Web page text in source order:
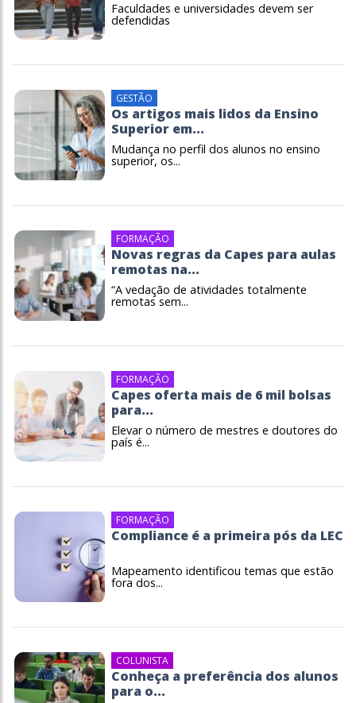
Faculdades e universidades devem ser
defendidas
GESTÃO
Os artigos mais lidos da Ensino
Superior em...
Mudança no perfil dos alunos no ensino
superior, os...
FORMAÇÃO
Novas regras da Capes para aulas
remotas na...
“A vedação de atividades totalmente
remotas sem...
FORMAÇÃO
Capes oferta mais de 6 mil bolsas
para...
Elevar o número de mestres e doutores do
país é...
FORMAÇÃO
Compliance é a primeira pós da LEC
Mapeamento identificou temas que estão
fora dos...
COLUNISTA
Conheça a preferência dos alunos
para o...